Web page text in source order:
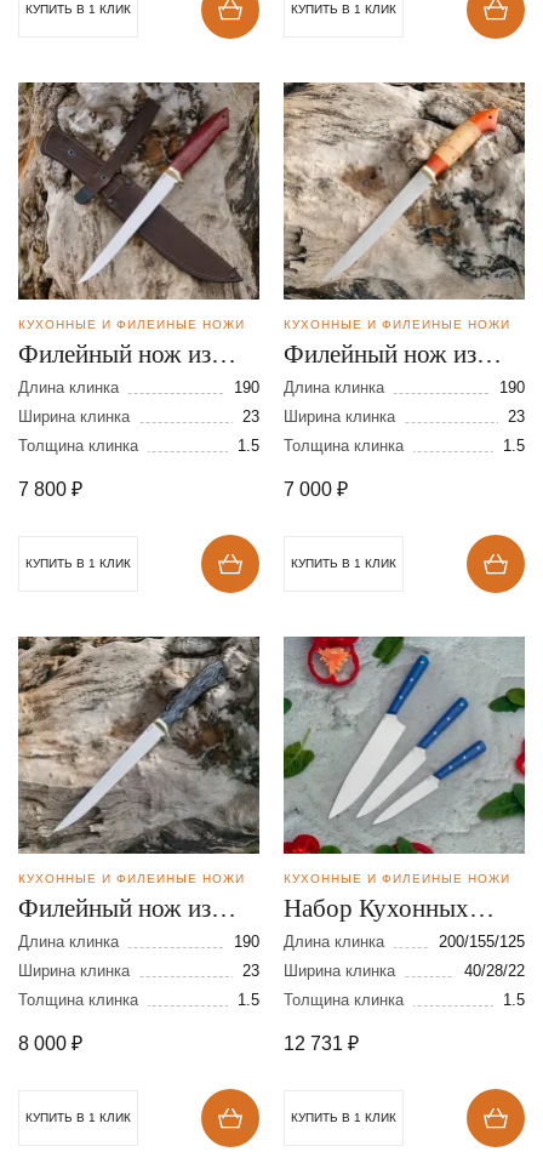
КУПИТЬ В 1 КЛИК КУПИТЬ В 1 КЛИК
КУХОННЫЕ И ФИЛЕЙНЫЕ НОЖИ
Филейный нож из
стали N-690
Длина клинка
190
Ширина клинка
23
Толщина клинка
1.5
7 800 ₽
КУПИТЬ В 1 КЛИК
КУХОННЫЕ И ФИЛЕЙНЫЕ НОЖИ
Филейный нож из
стали N690
Длина клинка
190
Ширина клинка
23
Толщина клинка
1.5
7 000 ₽
КУПИТЬ В 1 КЛИК
КУХОННЫЕ И ФИЛЕЙНЫЕ НОЖИ
Филейный нож из
стали VG-10
Длина клинка
190
Ширина клинка
23
Толщина клинка
1.5
8 000 ₽
КУПИТЬ В 1 КЛИК
КУХОННЫЕ И ФИЛЕЙНЫЕ НОЖИ
Набор Кухонных
ножей из стали AUS-8
Длина клинка
200/155/125
Ширина клинка
40/28/22
Толщина клинка
1.5
12 731 ₽
КУПИТЬ В 1 КЛИК